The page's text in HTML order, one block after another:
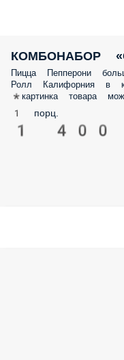
КОМБОНАБОР
Пицца Пепперони
Калифорния в кунжуте
отличаться от готового
1 порц.
1 400